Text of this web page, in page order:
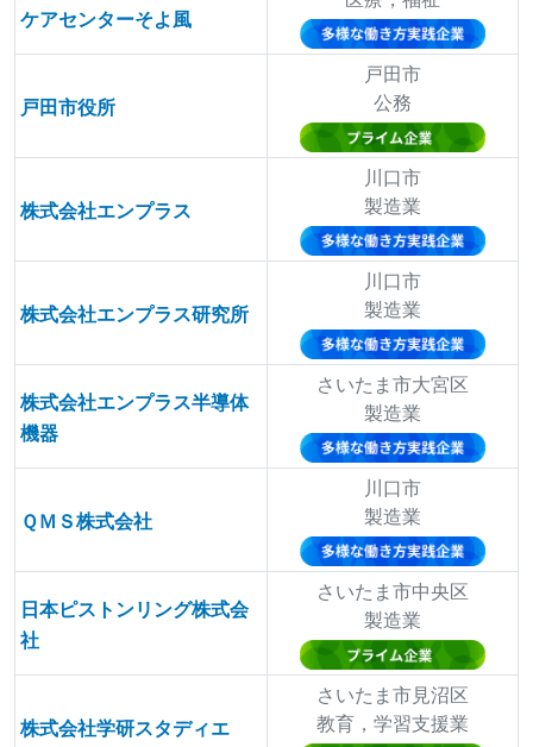
ケアセンターそよ風
戸田市役所
戸田市
公務
株式会社エンプラス
川口市
製造業
株式会社エンプラス研究所
川口市
製造業
株式会社エンプラス半導体
機器
さいたま市大宮区
製造業
ＱＭＳ株式会社
川口市
製造業
日本ピストンリング株式会
社
さいたま市中央区
製造業
株式会社学研スタディエ
さいたま市見沼区
教育，学習支援業